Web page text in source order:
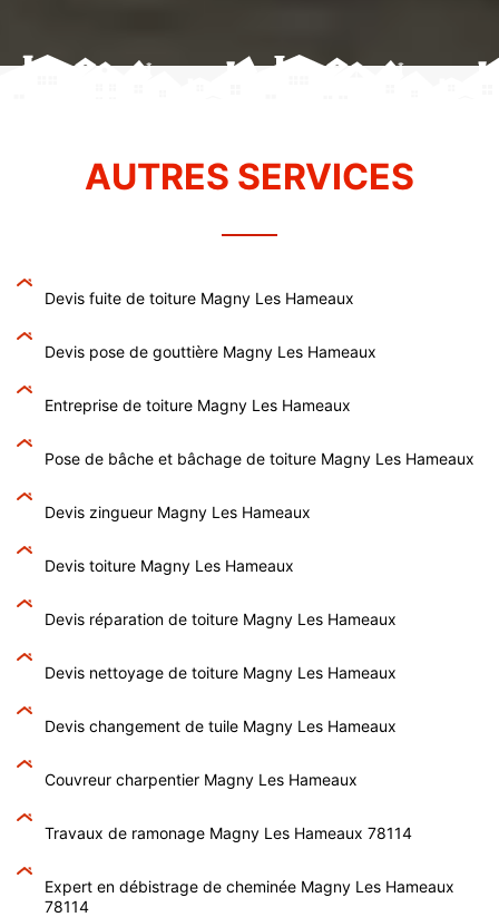
AUTRES SERVICES
Devis fuite de toiture Magny Les Hameaux
Devis pose de gouttière Magny Les Hameaux
Entreprise de toiture Magny Les Hameaux
Pose de bâche et bâchage de toiture Magny Les Hameaux
Devis zingueur Magny Les Hameaux
Devis toiture Magny Les Hameaux
Devis réparation de toiture Magny Les Hameaux
Devis nettoyage de toiture Magny Les Hameaux
Devis changement de tuile Magny Les Hameaux
Couvreur charpentier Magny Les Hameaux
Travaux de ramonage Magny Les Hameaux 78114
Expert en débistrage de cheminée Magny Les Hameaux
78114